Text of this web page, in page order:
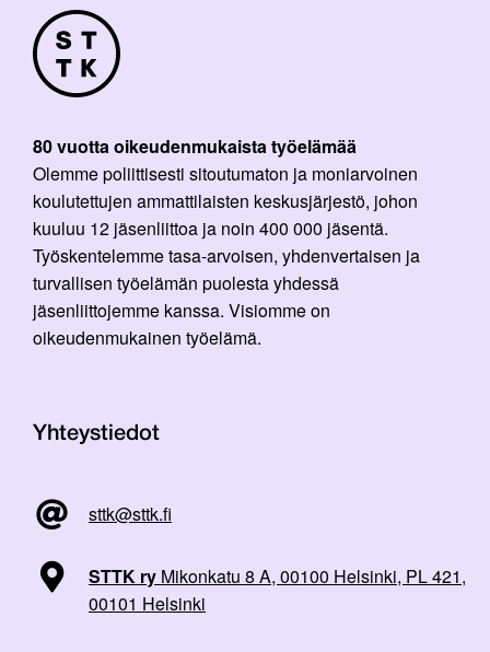
80 vuotta oikeudenmukaista työelämää
Olemme poliittisesti sitoutumaton ja moniarvoinen
koulutettujen ammattilaisten keskusjärjestö, johon
kuuluu 12 jäsenliittoa ja noin 400 000 jäsentä.
Työskentelemme tasa-arvoisen, yhdenvertaisen ja
turvallisen työelämän puolesta yhdessä
jäsenliittojemme kanssa. Visiomme on
oikeudenmukainen työelämä.
Yhteystiedot
sttk@sttk.fi
STTK ry Mikonkatu 8 A, 00100 Helsinki, PL 421,
00101 Helsinki